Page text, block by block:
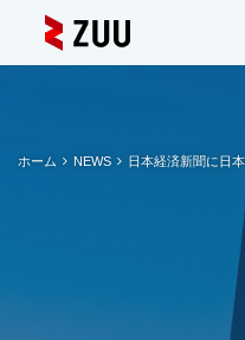
ホーム NEWS 日本経済新聞に日